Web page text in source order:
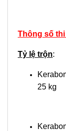
Thông số
Tỷ lệ trộn:
25 kg